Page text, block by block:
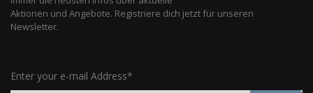
Aktionen und Angebote. Registriere dich jetzt für unseren
Newsletter.
Enter your e-mail Address*